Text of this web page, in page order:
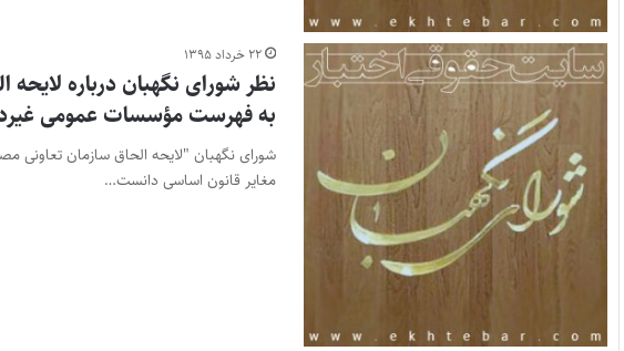
۲۲ خرداد ۱۳۹۵
نظر شورای نگهبان درباره
به فهرست مؤسسات عمومی
شورای نگهبان "لایحه الحاق سازمان
مغایر قانون اساسی دانست…